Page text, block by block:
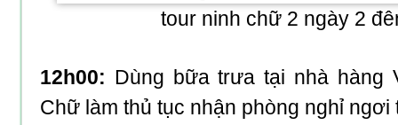
tour ninh chữ 2 ngày 2
12h00: Dùng bữa trưa tại nhà hàng
Chữ làm thủ tục nhận phòng nghỉ ngơi